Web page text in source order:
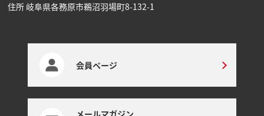
住所 岐阜県各務原市鵜沼⽻場町8-132-1
会員ページ